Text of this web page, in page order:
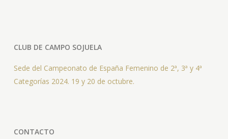
CLUB DE CAMPO SOJUELA
Sede del Campeonato de España Femenino de 2ª, 3ª y 4ª
Categorías 2024. 19 y 20 de octubre.
CONTACTO